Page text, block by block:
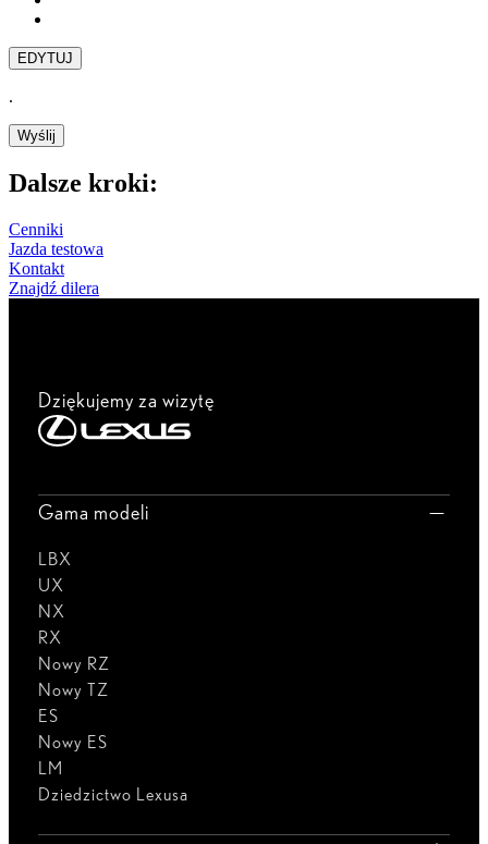
EDYTUJ
.
Wyślij
Dalsze kroki:
Cenniki
Jazda testowa
Kontakt
Znajdź dilera
Dziękujemy za wizytę
Gama modeli
LBX
UX
NX
RX
Nowy RZ
Nowy TZ
ES
Nowy ES
LM
Dziedzictwo Lexusa